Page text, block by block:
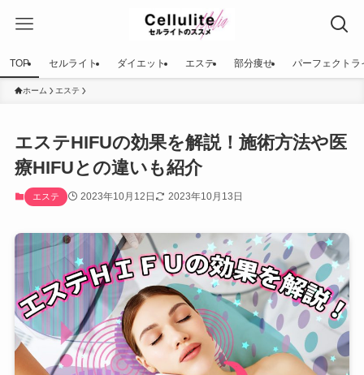
TOP セルライト ダイエット エステ 部分痩せ パーフェクトラ
ホーム エステ
エステHIFUの効果を解説！施術方法や医
療HIFUとの違いも紹介
エステ 2023年10月12日 2023年10月13日